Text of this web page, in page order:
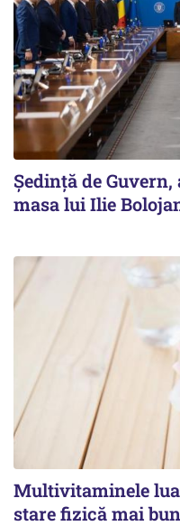
Ședință de Guvern,
masa lui Ilie
Multivitaminele
stare fizică mai